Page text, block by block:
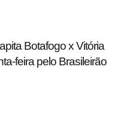
Botafogo x Vitória
feira pelo Brasileirão